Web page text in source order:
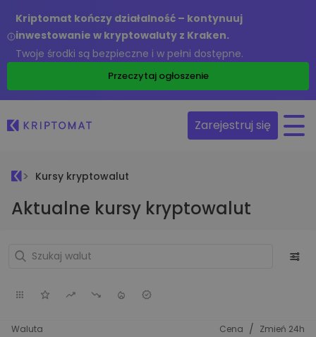
Kriptomat kończy działalność – kontynuuj
inwestowanie w kryptowaluty z Kraken.
Twoje środki są bezpieczne i w pełni dostępne.
Przeczytaj ogłoszenie
Zarejestruj się
Kursy kryptowalut
Aktualne kursy kryptowalut
Waluta Cena / Zmień 24h